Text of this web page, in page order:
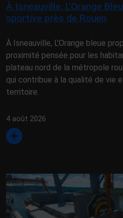
À Isneauville, L’Orange
sportive près de Rouen
À Isneauville, L’Orange bleue
proximité pensée pour les
plateau nord de la métropole
qui contribue à la qualité de vie
territoire.
4 août 2026